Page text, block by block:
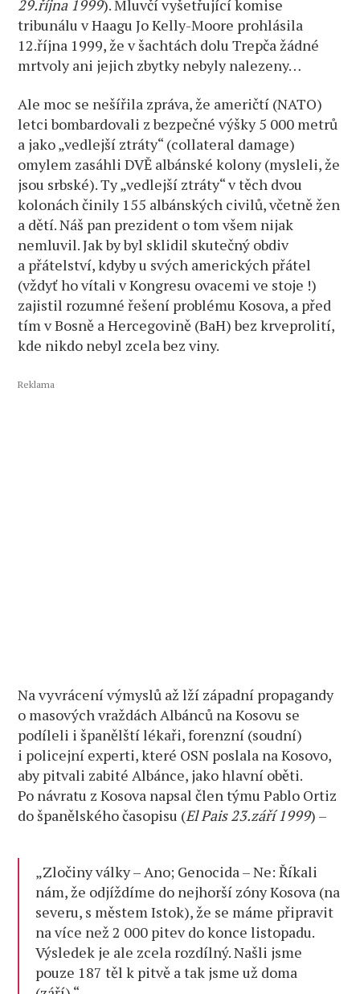
29.října 1999). Mluvčí vyšetřující komise
tribunálu v Haagu Jo Kelly-Moore prohlásila
12.října 1999, že v šachtách dolu Trepča žádné
mrtvoly ani jejich zbytky nebyly nalezeny…
Ale moc se nešířila zpráva, že američtí (NATO)
letci bombardovali z bezpečné výšky 5 000 metrů
a jako „vedlejší ztráty“ (collateral damage)
omylem zasáhli DVĚ albánské kolony (mysleli, že
jsou srbské). Ty „vedlejší ztráty“ v těch dvou
kolonách činily 155 albánských civilů, včetně žen
a dětí. Náš pan prezident o tom všem nijak
nemluvil. Jak by byl sklidil skutečný obdiv
a přátelství, kdyby u svých amerických přátel
(vždyť ho vítali v Kongresu ovacemi ve stoje !)
zajistil rozumné řešení problému Kosova, a před
tím v Bosně a Hercegovině (BaH) bez krveprolití,
kde nikdo nebyl zcela bez viny.
Reklama
Na vyvrácení výmyslů až lží západní propagandy
o masových vraždách Albánců na Kosovu se
podíleli i španělští lékaři, forenzní (soudní)
i policejní experti, které OSN poslala na Kosovo,
aby pitvali zabité Albánce, jako hlavní oběti.
Po návratu z Kosova napsal člen týmu Pablo Ortiz
do španělského časopisu (El Pais 23.září 1999) –
„Zločiny války – Ano; Genocida – Ne: Říkali
nám, že odjíždíme do nejhorší zóny Kosova (na
severu, s městem Istok), že se máme připravit
na více než 2 000 pitev do konce listopadu.
Výsledek je ale zcela rozdílný. Našli jsme
pouze 187 těl k pitvě a tak jsme už doma